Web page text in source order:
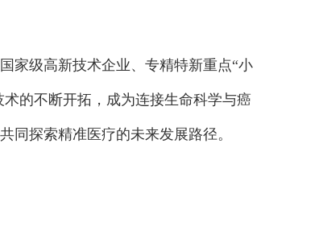
家级高新技术企业、专精特新重点“小
的不断开拓，成为连接生命科学与癌
同探索精准医疗的未来发展路径。